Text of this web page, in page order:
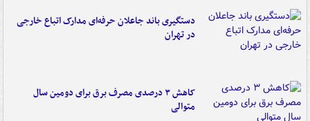
دستگیری باند جاعلان حرفه‌ای مدارک اتباع خارجی
در تهران
کاهش ۳ درصدی مصرف برق برای دومین سال
متوالی